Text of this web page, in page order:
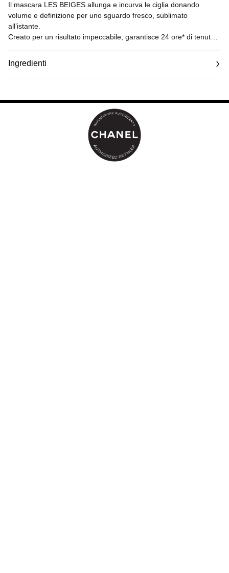
Il mascara LES BEIGES allunga e incurva le ciglia donando
volume e definizione per uno sguardo fresco, sublimato
all’istante.
Creato per un risultato impeccabile, garantisce 24 ore* di tenuta e
L’applicatore, flessibile e preciso, permette di avvolgere l’intera
rima ciliare, dalla radice alla punta, per un risultato make up
Formulato con il complesso protettivo provitaminico, composto da
principi attivi dall’azione mirata riconosciuti per la loro efficacia, la
formula protegge e fortifica le ciglia a ogni applicazione,
rendendole più folte giorno dopo giorno.
La sua tecnologia tubing*** avvolge le ciglia con microtubi setosi
Ingredienti